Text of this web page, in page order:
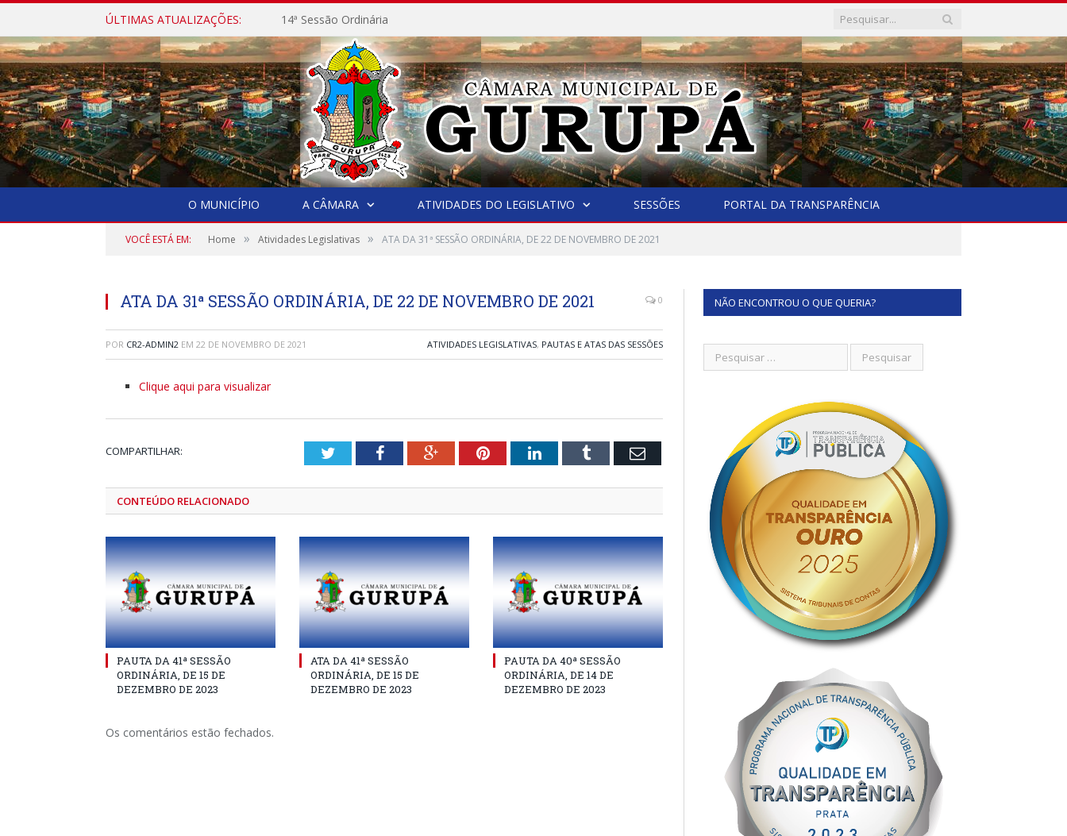
ÚLTIMAS ATUALIZAÇÕES: 14ª Sessão Ordinária
O MUNICÍPIO A CÂMARA ATIVIDADES DO LEGISLATIVO SESSÕES PORTAL DA TRANSPARÊNCIA
VOCÊ ESTÁ EM: Home » Atividades Legislativas » ATA DA 31ª SESSÃO ORDINÁRIA, DE 22 DE NOVEMBRO DE 2021
ATA DA 31ª SESSÃO ORDINÁRIA, DE 22 DE NOVEMBRO DE 2021 0
POR CR2-ADMIN2 EM 22 DE NOVEMBRO DE 2021 ATIVIDADES LEGISLATIVAS, PAUTAS E ATAS DAS SESSÕES
Clique aqui para visualizar
COMPARTILHAR: TwitterFacebookGoogle+PinterestLinkedInTumblr Email
CONTEÚDO RELACIONADO
PAUTA DA 41ª SESSÃO
ORDINÁRIA, DE 15 DE
DEZEMBRO DE 2023
ATA DA 41ª SESSÃO
ORDINÁRIA, DE 15 DE
DEZEMBRO DE 2023
PAUTA DA 40ª SESSÃO
ORDINÁRIA, DE 14 DE
DEZEMBRO DE 2023
Os comentários estão fechados.
NÃO ENCONTROU O QUE QUERIA?